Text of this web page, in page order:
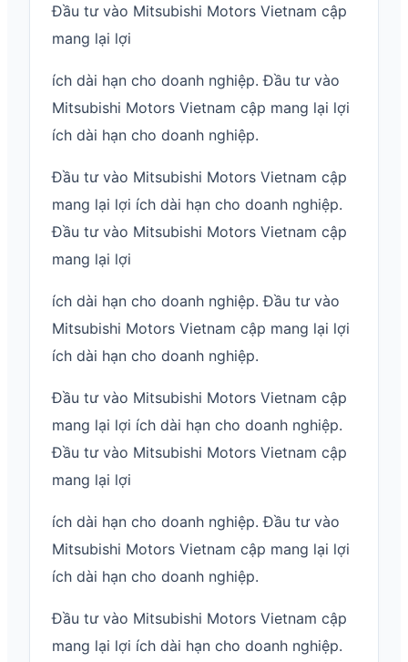
Đầu tư vào Mitsubishi Motors Vietnam cập
mang lại lợi
ích dài hạn cho doanh nghiệp. Đầu tư vào
Mitsubishi Motors Vietnam cập mang lại lợi
ích dài hạn cho doanh nghiệp.
Đầu tư vào Mitsubishi Motors Vietnam cập
mang lại lợi ích dài hạn cho doanh nghiệp.
Đầu tư vào Mitsubishi Motors Vietnam cập
mang lại lợi
ích dài hạn cho doanh nghiệp. Đầu tư vào
Mitsubishi Motors Vietnam cập mang lại lợi
ích dài hạn cho doanh nghiệp.
Đầu tư vào Mitsubishi Motors Vietnam cập
mang lại lợi ích dài hạn cho doanh nghiệp.
Đầu tư vào Mitsubishi Motors Vietnam cập
mang lại lợi
ích dài hạn cho doanh nghiệp. Đầu tư vào
Mitsubishi Motors Vietnam cập mang lại lợi
ích dài hạn cho doanh nghiệp.
Đầu tư vào Mitsubishi Motors Vietnam cập
mang lại lợi ích dài hạn cho doanh nghiệp.